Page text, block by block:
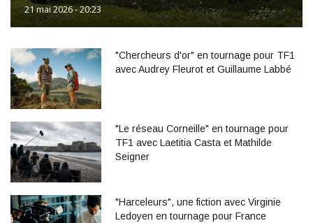
21 mai 2026 - 20:23
"Chercheurs d'or" en tournage pour TF1
avec Audrey Fleurot et Guillaume Labbé
"Le réseau Corneille" en tournage pour
TF1 avec Laetitia Casta et Mathilde
Seigner
"Harceleurs", une fiction avec Virginie
Ledoyen en tournage pour France